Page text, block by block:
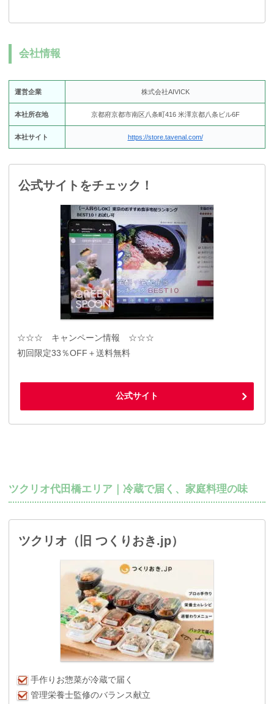
会社情報
運営企業 株式会社AIVICK
本社所在地 京都府京都市南区八条町416 米澤京都八条ビル6F
本社サイト https://store.tavenal.com/
公式サイトをチェック！
☆☆☆ キャンペーン情報 ☆☆☆
初回限定33％OFF＋送料無料
公式サイト
ツクリオ代田橋エリア｜冷蔵で届く、家庭料理の味
ツクリオ（旧 つくりおき.jp）
手作りお惣菜が冷蔵で届く
管理栄養士監修のバランス献立